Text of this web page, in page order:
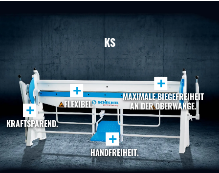
KS
+
KRAFTSPAREND.
+
MAXIMALE BIEGEFREIHEIT
AN DER OBERWANGE.
+
FLEXIBEL.
+
HANDFREIHEIT.